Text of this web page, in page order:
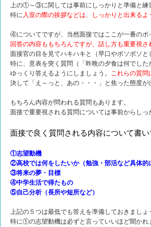
上の①～③に関しては事前にしっかりと準備と練
特に 入室の際の挨拶などは、しっかりと出来るよ
④についてですが、当然面接ではここが一番のポ
回答の内容ももちろんですが、話し方も重要視さ
面接官の目を見てハキハキと（早口やボソボソ
特に、意表を突く質問（「昨晩の夕食は何でし
ゆっくり答えるようにしましょう。 これらの質問
決して「え～っと、あの・・・」と焦った態度
もちろん内容が問われる質問もあります。
面接で重要視される質問については事前からし
面接で良く質問される内容について書い
①志望動機
②高校では何をしたいか（勉強・部活など具体的
③将来の夢・目標
④中学生活で得たもの
⑤自己分析（長所や短所など）
上記の５つは最低でも答えを準備しておきましょ
特に①の志望動機は必ずと言っていいほど聞かれ